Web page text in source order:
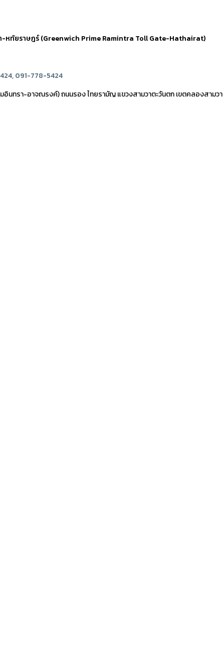
-หทัยราษฎร์ (Greenwich Prime Ramintra Toll Gate-Hathairat)
091-778-5424
อินทรา-อาจณรงค์) ถนนรอง ไทยรามัญ แขวงสามวาตะวันตก เขตคลองสามวา